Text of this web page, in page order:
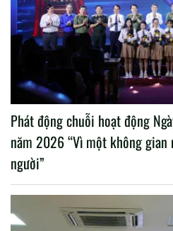
Phát động chuỗi hoạt động
năm 2026 “Vì một không gian
người”